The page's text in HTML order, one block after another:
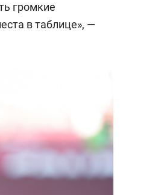
громкие
в таблице», —